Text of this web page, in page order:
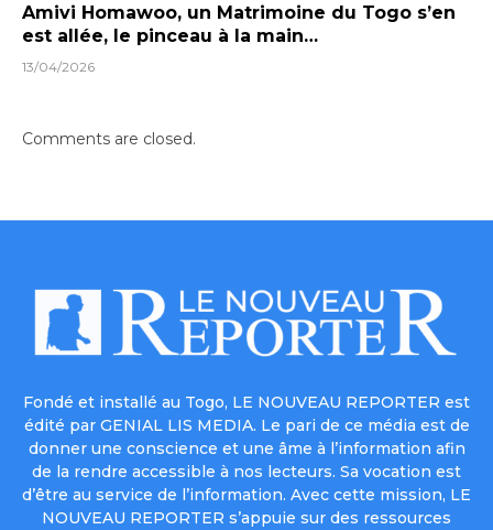
Amivi Homawoo, un Matrimoine du Togo s’en
est allée, le pinceau à la main…
13/04/2026
Comments are closed.
Fondé et installé au Togo, LE NOUVEAU REPORTER est
édité par GENIAL LIS MEDIA. Le pari de ce média est de
donner une conscience et une âme à l’information afin
de la rendre accessible à nos lecteurs. Sa vocation est
d’être au service de l’information. Avec cette mission, LE
NOUVEAU REPORTER s’appuie sur des ressources